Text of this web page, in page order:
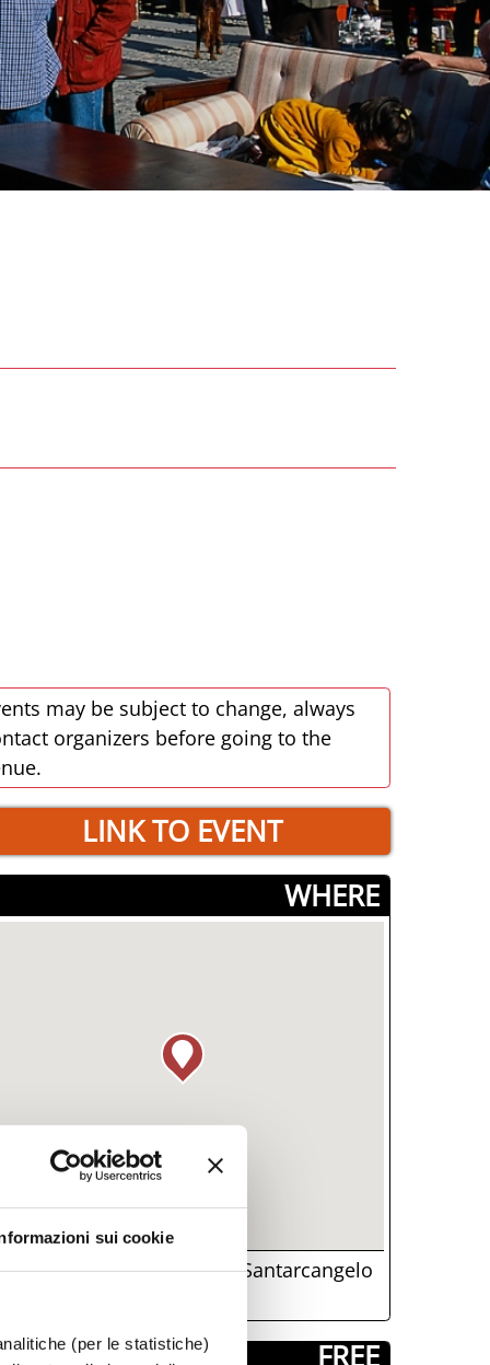
sui cookie
(per le statistiche)
may be subject to change, always
organizers before going to the
LINK TO EVENT
­WHERE
Piazza Ganganelli 1, Santarcangelo
­ FREE